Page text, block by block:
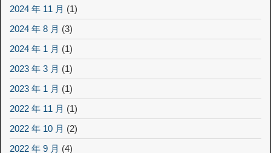
2024 年 11 月 (1)
2024 年 8 月 (3)
2024 年 1 月 (1)
2023 年 3 月 (1)
2023 年 1 月 (1)
2022 年 11 月 (1)
2022 年 10 月 (2)
2022 年 9 月 (4)